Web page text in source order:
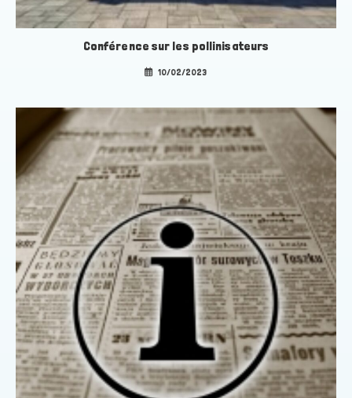
Conférence sur les pollinisateurs
10/02/2023